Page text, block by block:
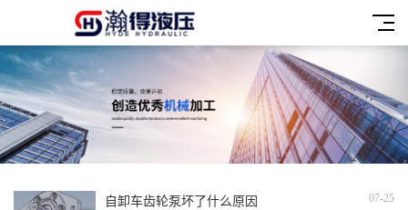
自卸车齿轮泵坏了什么原因 07-25